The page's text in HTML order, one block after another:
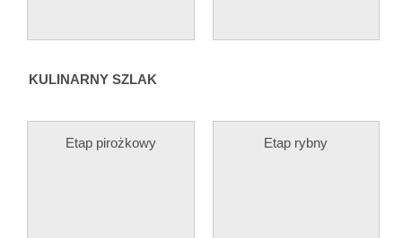
KULINARNY SZLAK
Etap pirożkowy Etap rybny